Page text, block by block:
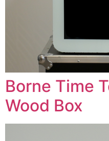
Borne Time
Wood Box